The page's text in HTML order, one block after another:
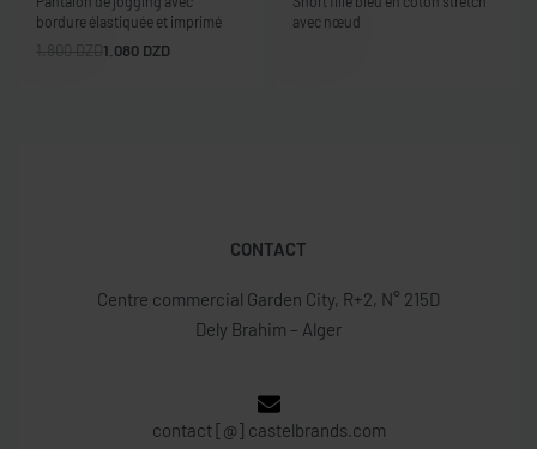
bordure élastiquée et imprimé
1.080 DZD
avec nœud
CONTACT
Centre commercial Garden City, R+2, N° 215D
Dely Brahim – Alger
contact [@] castelbrands.com